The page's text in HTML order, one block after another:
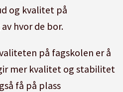
og kvalitet på
hvor de bor.
på fagskolen er å
mer kvalitet og stabilitet
få på plass